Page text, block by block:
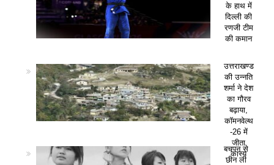
के हाथ में
दिल्ली की
रणजी टीम
की कमान
उत्तराखण्ड
की उन्नति
शर्मा ने देश
का गौरव
बढ़ाया,
कॉमनवेल्थ
-26 में
जीता
कांस्य
बचपन से
छीन ली